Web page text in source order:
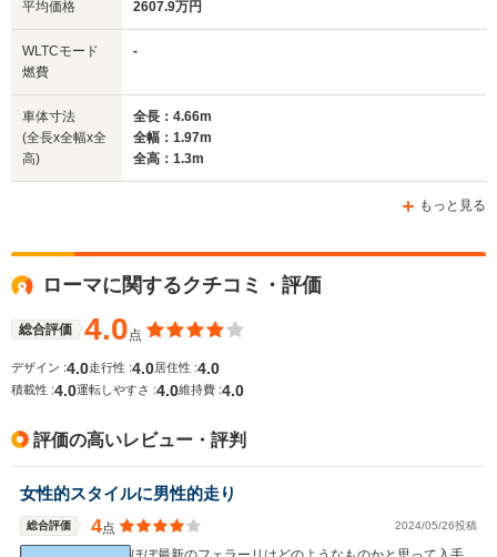
サイズ
(全長x全幅x全高)
WLTCモード
燃費
平均価格 2607.9万円
WLTCモード
燃費
-
車体寸法
(全長x全幅x全
高)
全長：4.66m
全幅：1.97m
全高：1.3m
もっと見る
ローマに関するクチコミ・評価
総合評価 4.0点
デザイン :4.0走行性 :4.0 居住性 :4.0
積載性 :4.0運転しやすさ :4.0維持費 :4.0
評価の高いレビュー・評判
女性的スタイルに男性的走り
総合評価 4点 2024/05/26投稿